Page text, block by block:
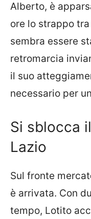
Alberto, è
ore lo strappo
sembra essere
retromarcia
il suo
necessario per
Si sblocca
Lazio
Sul fronte
è arrivata. Con
tempo, Lotito